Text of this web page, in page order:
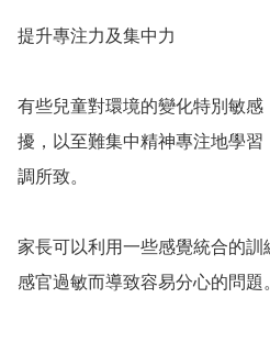
提升專注力及集中力
有些兒童對環境的變化特別敏
擾，以至難集中精神專注地學
調所致。
家長可以利用一些感覺統合的
感官過敏而導致容易分心的問題